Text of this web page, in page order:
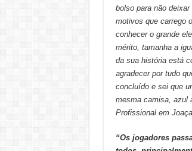
bolso para não
motivos que carrego
conhecer o grande
mérito, tamanha a
da sua história está
agradecer por tudo
concluído e sei que
mesma camisa, azul
Profissional em
“Os jogadores